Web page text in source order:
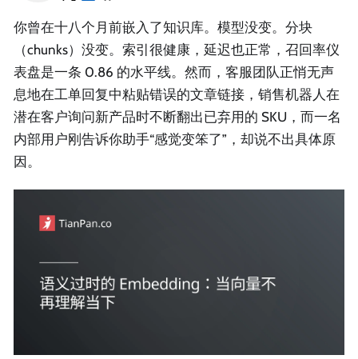
你曾在十八个月前嵌入了知识库。模型没变。分块
（chunks）没变。索引很健康，延迟也正常，召回率仪
表盘是一条 0.86 的水平线。然而，客服团队正悄无声
息地在工单回复中粘贴错误的文章链接，销售机器人在
潜在客户询问新产品时不断翻出已弃用的 SKU，而一名
内部用户刚告诉你助手“感觉变笨了”，却说不出具体原
因。